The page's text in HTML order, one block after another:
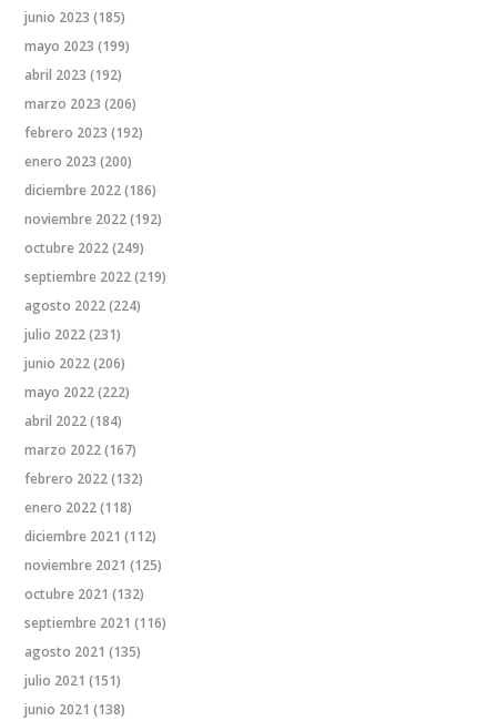
junio 2023 (185)
mayo 2023 (199)
abril 2023 (192)
marzo 2023 (206)
febrero 2023 (192)
enero 2023 (200)
diciembre 2022(186)
noviembre 2022(192)
octubre 2022(249)
septiembre 2022(219)
agosto 2022(224)
julio 2022(231)
junio 2022(206)
mayo 2022(222)
abril 2022(184)
marzo 2022(167)
febrero 2022(132)
enero 2022(118)
diciembre 2021 (112)
noviembre 2021 (125)
octubre 2021 (132)
septiembre 2021 (116)
agosto 2021 (135)
julio 2021 (151)
junio 2021 (138)